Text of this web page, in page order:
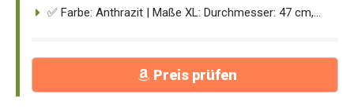
✅ Farbe: Anthrazit | Maße XL: Durchmesser: 47 cm,...
Preis prüfen